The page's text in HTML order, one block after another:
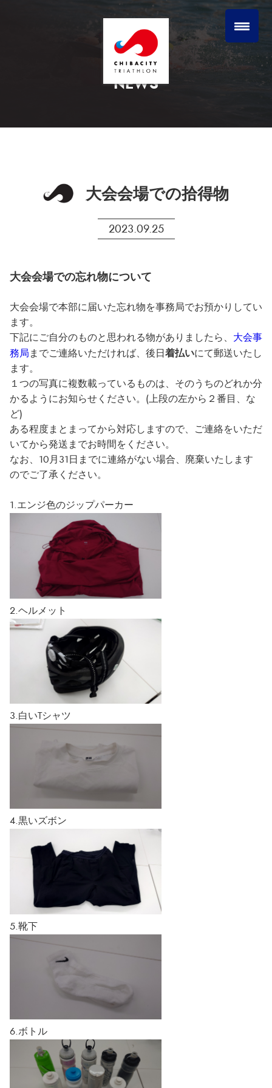
NEWS
大会会場での拾得物
2023.09.25
大会会場での忘れ物について
大会会場で本部に届いた忘れ物を事務局でお預かりしてい
ます。
下記にご自分のものと思われる物がありましたら、 大会事
務局までご連絡いただければ、後日着払いにて郵送いたし
ます。
１つの写真に複数載っているものは、そのうちのどれか分
かるようにお知らせください。(上段の左から２番目、な
ど)
ある程度まとまってから対応しますので、ご連絡をいただ
いてから発送までお時間をください。
なお、10月31日までに連絡がない場合、廃棄いたします
のでご了承ください。
1.エンジ色のジップパーカー
2.ヘルメット
3.白いTシャツ
4.黒いズボン
5.靴下
6.ボトル